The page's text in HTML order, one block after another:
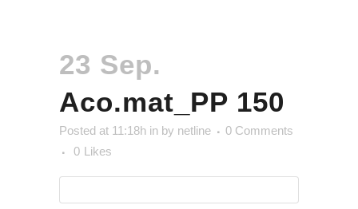
23 Sep.
Aco.mat_PP 150
Posted at 11:18h in by netline
0 Comments
0 Likes